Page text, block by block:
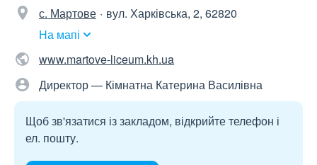
с. Мартове
вул. Харківська, 2, 62820
На мапі
www.martove-liceum.kh.ua
Директор — Кімнатна Катерина Василівна
Щоб зв'язатися із закладом, відкрийте телефон і
ел. пошту.